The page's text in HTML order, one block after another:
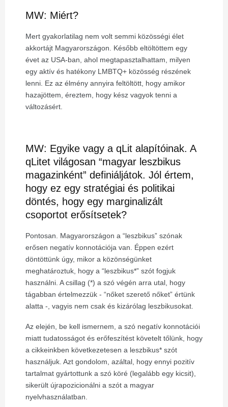
MW: Miért?
Mert gyakorlatilag nem volt semmi közösségi élet
akkortájt Magyarországon. Később eltöltöttem egy
évet az USA-ban, ahol megtapasztalhattam, milyen
egy aktív és hatékony LMBTQ+ közösség részének
lenni. Ez az élmény annyira feltöltött, hogy amikor
hazajöttem, éreztem, hogy kész vagyok tenni a
változásért.
MW: Egyike vagy a qLit alapítóinak. A
qLitet világosan “magyar leszbikus
magazinként” definiáljátok. Jól értem,
hogy ez egy stratégiai és politikai
döntés, hogy egy marginalizált
csoportot erősítsetek?
Pontosan. Magyarországon a “leszbikus” szónak
erősen negatív konnotációja van. Éppen ezért
döntöttünk úgy, mikor a közönségünket
meghatároztuk, hogy a “leszbikus*” szót fogjuk
használni. A csillag (*) a szó végén arra utal, hogy
tágabban értelmezzük - “nőket szerető nőket” értünk
alatta -, vagyis nem csak és kizárólag leszbikusokat.
Az elején, be kell ismernem, a szó negatív konnotációi
miatt tudatosságot és erőfeszítést követelt tőlünk, hogy
a cikkeinkben következetesen a leszbikus* szót
használjuk. Azt gondolom, azáltal, hogy ennyi pozitív
tartalmat gyártottunk a szó köré (legalább egy kicsit),
sikerült újrapozicionálni a szót a magyar
nyelvhasználatban.